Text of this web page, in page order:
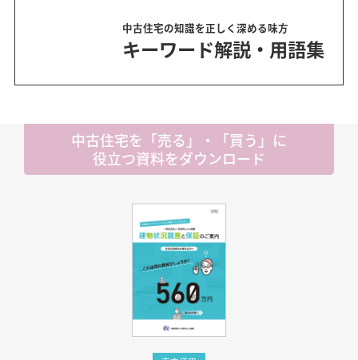
中古住宅の知識を正しく深める味方
キーワード解説・用語集
中古住宅を「売る」・「買う」に
役立つ資料をダウンロード